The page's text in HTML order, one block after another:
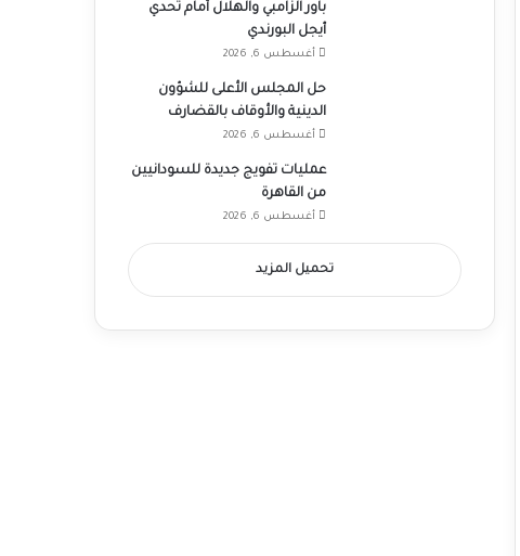
باور الزامبي والهلال أمام تحدي
أيجل البورندي
أغسطس 6, 2026
حل المجلس الأعلى للشؤون
الدينية والأوقاف بالقضارف
أغسطس 6, 2026
عمليات تفويج جديدة للسودانيين
من القاهرة
أغسطس 6, 2026
تحميل المزيد